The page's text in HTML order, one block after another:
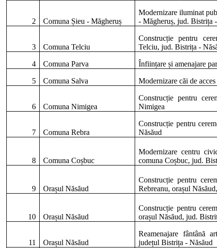
2 Comuna Șieu -Măgheruș
Modernizare iluminat
-Măgheruș,jud.Bistrița
3 Comuna Telciu
Construcție pentru
Telciu,jud.Bistrița -
4 Comuna Parva Înființare și amenajare
5 Comuna Salva Modernizare căi deacces
6 Comuna Nimigea
Construcție pentru
Nimigea
7 Comuna Rebra
Construcție pentru
Năsăud
8 Comuna Coșbuc
Modernizare centru
comuna Coșbuc,jud.
9 Orașul Năsăud
Construcție pentru
Rebreanu,orașul Năsăud
10 Orașul Năsăud
Construcție pentru
orașul Năsăud,jud.
11 Orașul Năsăud
Reamenajare fântână
județul Bistrița -Năsăud